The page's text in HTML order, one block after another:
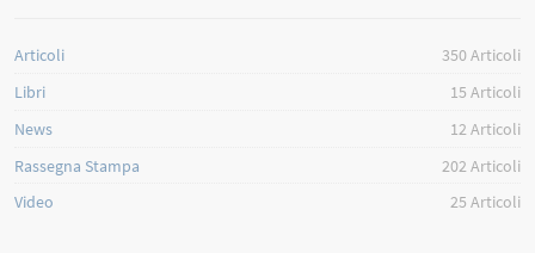
Articoli 350Articoli
Libri
15 Articoli
News
12 Articoli
Rassegna Stampa
202 Articoli
Video
25 Articoli